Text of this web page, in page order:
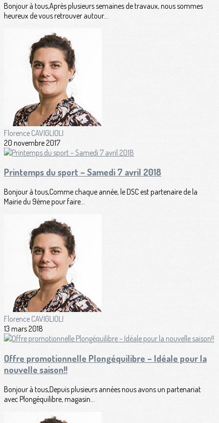
Bonjour à tous,Après plusieurs semaines de travaux, nous sommes
heureux de vous retrouver autour...
Florence CAVIGLIOLI
20 novembre 2017
Printemps du sport – Samedi 7 avril 2018
Bonjour à tous,Comme chaque année, le DSC est partenaire de la
Mairie du 9ème pour faire...
Florence CAVIGLIOLI
13 mars 2018
Offre promotionnelle Plongéquilibre – Idéale pour la
nouvelle saison!!
Bonjour à tous,Depuis plusieurs années nous avons un partenariat
avec Plongéquilibre, magasin...